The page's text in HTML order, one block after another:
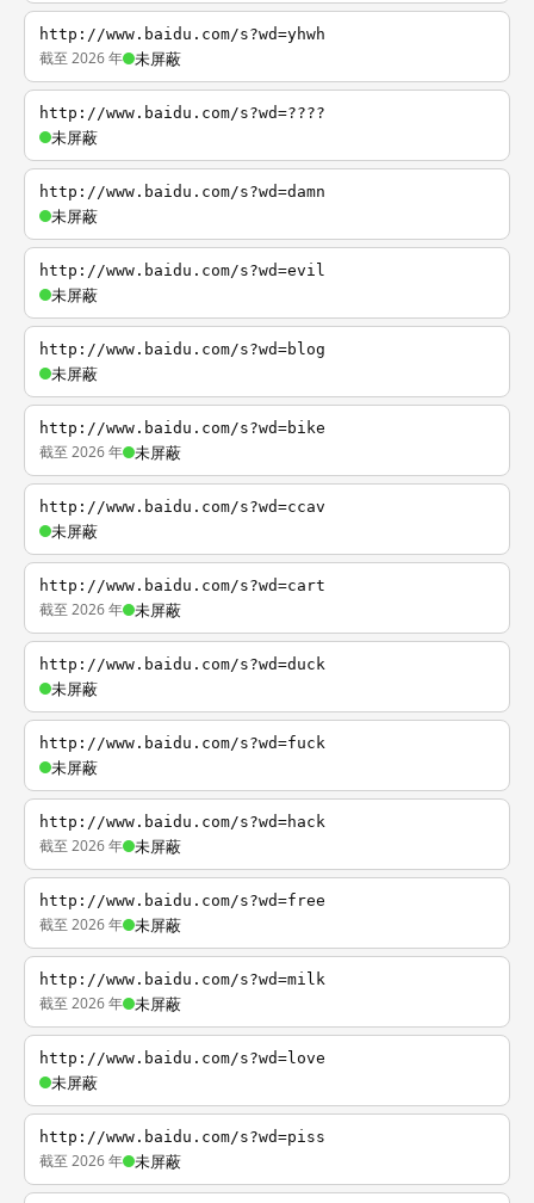
http://www.baidu.com/s?wd=yhwh
截至 2026 年 未屏蔽
http://www.baidu.com/s?wd=????
未屏蔽
http://www.baidu.com/s?wd=damn
未屏蔽
http://www.baidu.com/s?wd=evil
未屏蔽
http://www.baidu.com/s?wd=blog
未屏蔽
http://www.baidu.com/s?wd=bike
截至 2026 年 未屏蔽
http://www.baidu.com/s?wd=ccav
未屏蔽
http://www.baidu.com/s?wd=cart
截至 2026 年 未屏蔽
http://www.baidu.com/s?wd=duck
未屏蔽
http://www.baidu.com/s?wd=fuck
未屏蔽
http://www.baidu.com/s?wd=hack
截至 2026 年 未屏蔽
http://www.baidu.com/s?wd=free
截至 2026 年 未屏蔽
http://www.baidu.com/s?wd=milk
截至 2026 年 未屏蔽
http://www.baidu.com/s?wd=love
未屏蔽
http://www.baidu.com/s?wd=piss
截至 2026 年 未屏蔽